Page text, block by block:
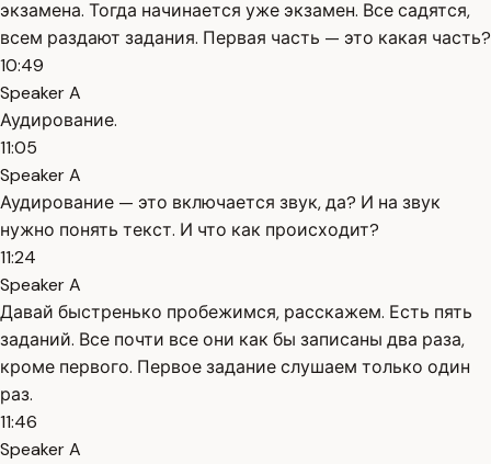
экзамена. Тогда начинается уже экзамен. Все садятся,
всем раздают задания. Первая часть — это какая часть?
10:49
Speaker A
Аудирование.
11:05
Speaker A
Аудирование — это включается звук, да? И на звук
нужно понять текст. И что как происходит?
11:24
Speaker A
Давай быстренько пробежимся, расскажем. Есть пять
заданий. Все почти все они как бы записаны два раза,
кроме первого. Первое задание слушаем только один
раз.
11:46
Speaker A